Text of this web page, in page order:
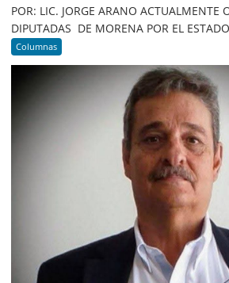
POR: LIC. JORGE ARANO ACTUALMENTE
DIPUTADAS DE MORENA POR EL
Columnas